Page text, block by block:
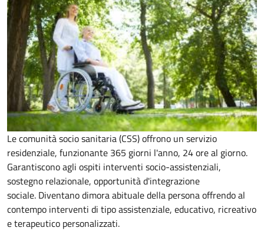
Le comunità socio sanitaria (CSS) offrono un servizio
residenziale, funzionante 365 giorni l'anno, 24 ore al giorno.
Garantiscono agli ospiti interventi socio-assistenziali,
sostegno relazionale, opportunità d'integrazione
sociale. Diventano dimora abituale della persona offrendo al
contempo interventi di tipo assistenziale, educativo, ricreativo
e terapeutico personalizzati.